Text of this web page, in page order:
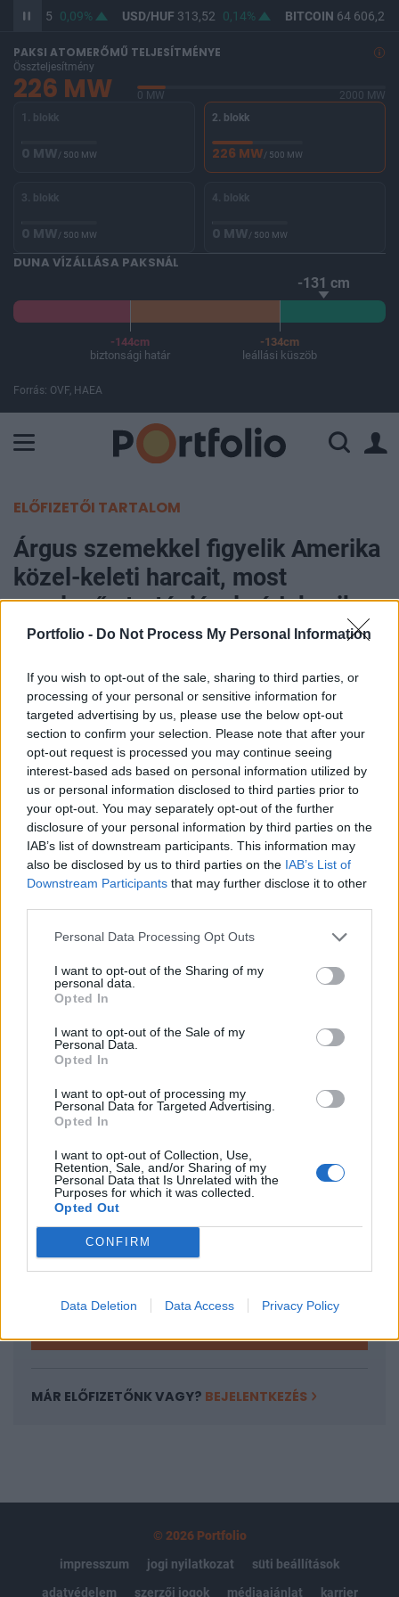
Portfolio - Do Not Process My Personal Information
If you wish to opt-out of the sale, sharing to third parties, or
processing of your personal or sensitive information for
targeted advertising by us, please use the below opt-out
section to confirm your selection. Please note that after your
opt-out request is processed you may continue seeing
interest-based ads based on personal information utilized by
us or personal information disclosed to third parties prior to
your opt-out. You may separately opt-out of the further
disclosure of your personal information by third parties on the
IAB’s list of downstream participants. This information may
also be disclosed by us to third parties on the IAB’s List of
Downstream Participants that may further disclose it to other
Personal Data Processing Opt Outs
I want to opt-out of the Sharing of my
personal data.
Opted In
I want to opt-out of the Sale of my
Personal Data.
Opted In
I want to opt-out of processing my
Personal Data for Targeted Advertising.
Opted In
I want to opt-out of Collection, Use,
Retention, Sale, and/or Sharing of my
Personal Data that Is Unrelated with the
Purposes for which it was collected.
Opted Out
CONFIRM
Data Deletion Data Access Privacy Policy
362,05 0,09% USD/HUF313,52 0,14% BITCOIN64 606,21
PAKSI ATOMERŐMŰ TELJESÍTMÉNYE
Összteljesítmény
226 MW 0 MW
2000 MW
1. blokk
0 MW/ 500 MW
2. blokk
226 MW/ 500 MW
3. blokk
0 MW/ 500 MW
4. blokk
0 MW/ 500 MW
DUNA VÍZÁLLÁSA PAKSNÁL
-131 cm
-144cm
biztonsági határ
-134cm
leállási küszöb
Forrás: OVF, HAEA
ELŐFIZETŐI TARTALOM
Árgus szemekkel figyelik Amerika
közel-keleti harcait, most
meglepő stratégiával védekezik a
korábbi ellenfél
Portfolio
2026. április 20. 15:22
Világszerte nagy figyelemmel követik az Egyesült
Államok Irán elleni háborúját, ugyanis az
események rávilágítanak a világ legerősebb
hadseregének hiányosságaira. Azok a hatalmak is
élénken érdeklődnek, melyek hivatalosan
Washington szövetségeseinek számítanak – írja a
The Diplomat.
kapcsolatot épített ki Vietnámmal, az országnak a
„bambuszdiplomácia” elképzeléseihez ez nagyon is jól jött,
így tudott egyensúlyozni a szomszédos Kína növekvő
befolyásával szemben. A történelem azonban nem múlt el
nyomtalanul, a délkelet-ázsiai országban máig erőteljesen
megmaradt a nyugati szuperhatalommal vívott...
KEDVES OLVASÓNK!
tartozik, melynek olvasása előfizetéses
regisztrációhoz kötött.
Az előfizetés a következőket tartalmazza:
Portfolio.hu teljes cikkarchívum
MÁR ELŐFIZETŐNK VAGY? BEJELENTKEZÉS
© 2026 Portfolio
impresszum
jogi nyilatkozat
süti beállítások
adatvédelem
szerzői jogok médiaajánlat karrier